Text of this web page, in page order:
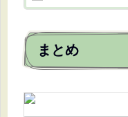
まとめ